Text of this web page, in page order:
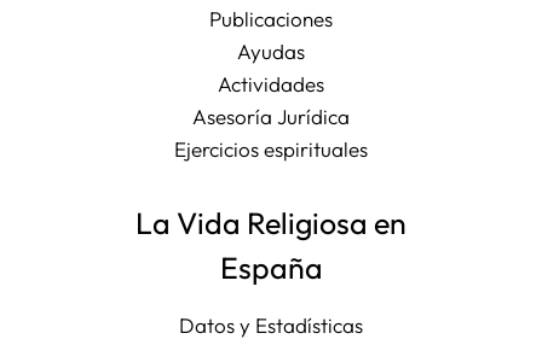
Publicaciones
Ayudas
Actividades
Asesoría Jurídica
Ejercicios espirituales
La Vida Religiosa en
España
Datos y Estadísticas